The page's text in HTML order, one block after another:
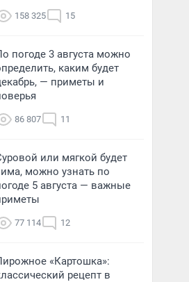
158 325 15
погоде 3 августа можно
каким будет
— приметы и
86 807 11
или мягкой будет
можно узнать по
5 августа — важные
77 114 12
«Картошка»:
рецепт в